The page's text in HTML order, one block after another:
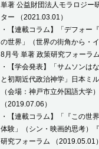
単著 公益財団法人モラロジー
ター （2021.03.01）
・【連載コラム】「デフォー
の世界」（世界の街角から・
8月号 単著 政策研究フォーラ
・【学会発表】「サムソン
と初期近代政治神学」日本ミ
（会場：神戸市立外国語大学
（2019.07.06）
・【連載コラム】「『この世
体験」（シン・映画的思考）
研究フォーラム （2019.05.01）